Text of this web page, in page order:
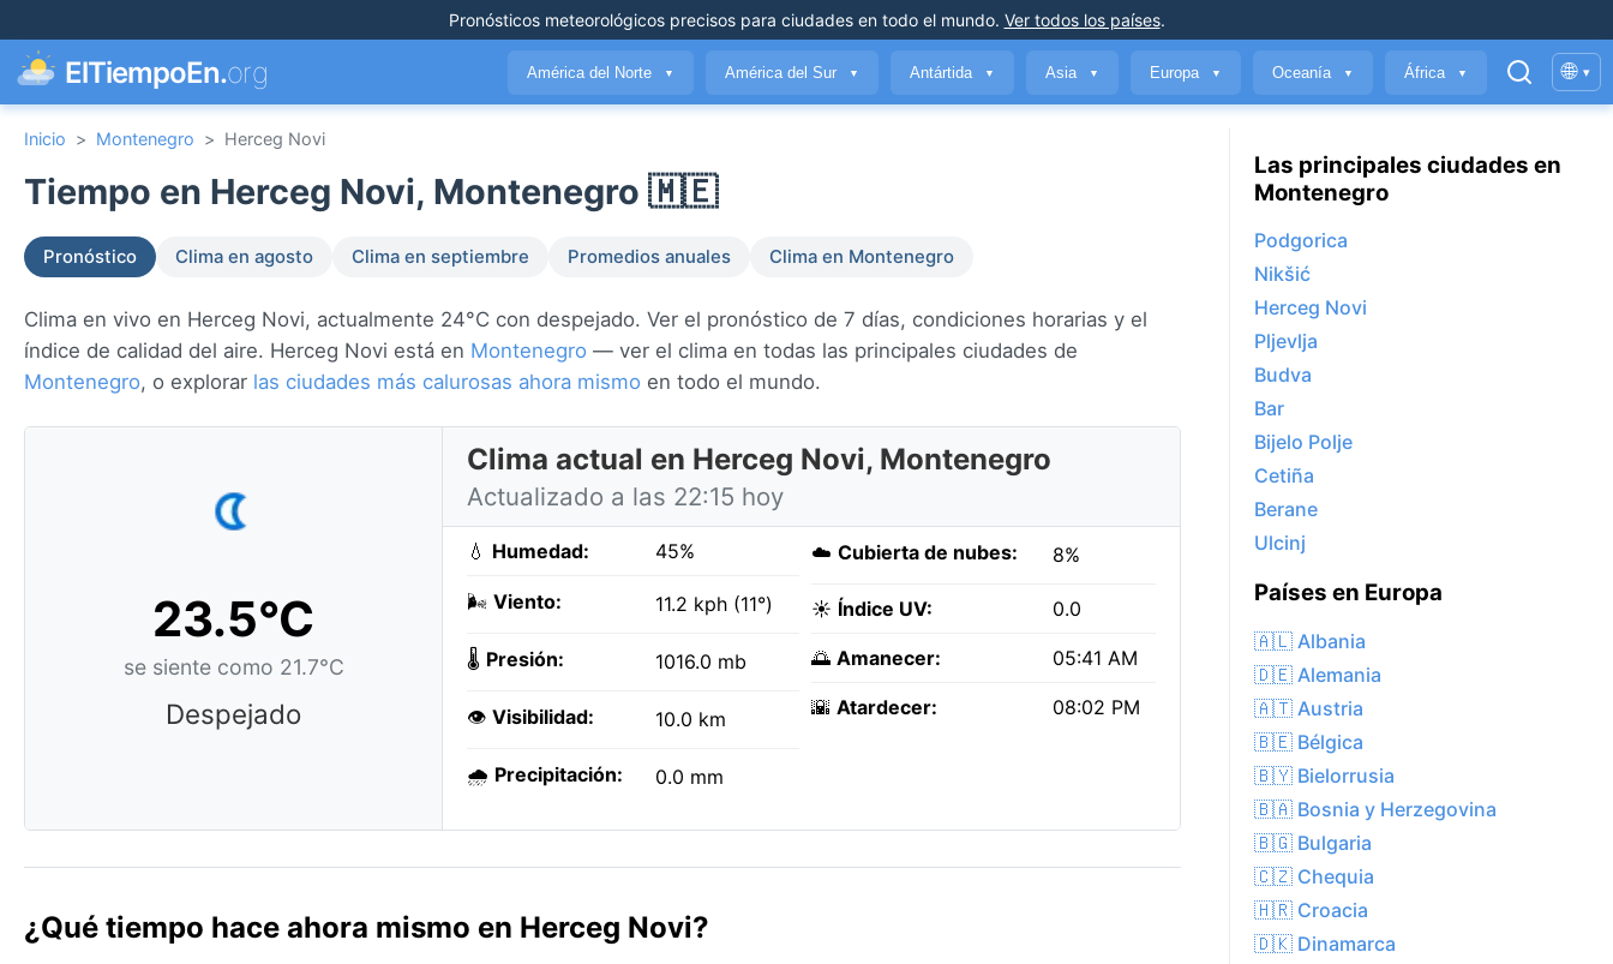
Pronósticos meteorológicos precisospara ciudades en todo el mundo. Ver todos los países.
ElTiempoEn.org América del Norte ▼ América del Sur ▼ Antártida ▼ Asia ▼ Europa ▼ Oceanía ▼ África ▼ 🌐 ▾
Inicio > Montenegro > Herceg Novi
Tiempo en Herceg Novi, Montenegro 🇲🇪
Pronóstico Clima en agosto Clima en septiembre Promedios anuales Clima en Montenegro
Clima en vivo en Herceg Novi, actualmente 24°C con despejado. Ver el pronóstico de 7 días, condiciones horarias y el
índice de calidad del aire. Herceg Novi está en Montenegro — ver el clima en todas las principales ciudades de
Montenegro, o explorar las ciudades más calurosas ahora mismo en todo el mundo.
23.5°C
se siente como 21.7°C
Despejado
Clima actual en Herceg Novi, Montenegro
Actualizado a las 22:15 hoy
💧 Humedad: 45%
🌬️ Viento: 11.2 kph (11°)
🌡️ Presión: 1016.0 mb
👁️ Visibilidad: 10.0 km
🌧️ Precipitación: 0.0 mm
☁️ Cubierta de nubes: 8%
☀️ Índice UV: 0.0
🌅 Amanecer: 05:41 AM
🌇 Atardecer: 08:02 PM
¿Qué tiempo hace ahora mismo en Herceg Novi?
Las principales ciudades en
Montenegro
Podgorica
Nikšić
Herceg Novi
Pljevlja
Budva
Bar
Bijelo Polje
Cetiña
Berane
Ulcinj
Países en Europa
🇦🇱 Albania
🇩🇪 Alemania
🇦🇹 Austria
🇧🇪 Bélgica
🇧🇾 Bielorrusia
🇧🇦 Bosnia y Herzegovina
🇧🇬 Bulgaria
🇨🇿 Chequia
🇭🇷 Croacia
🇩🇰 Dinamarca